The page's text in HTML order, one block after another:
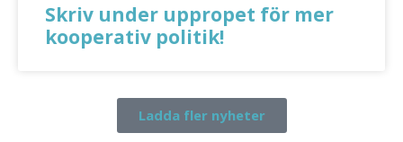
Skriv under uppropet för mer
kooperativ politik!
Ladda fler nyheter